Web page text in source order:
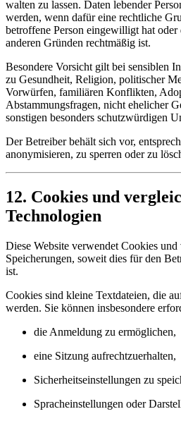
walten zu lassen. Daten lebender
werden, wenn dafür eine rechtliche
betroffene Person eingewilligt hat
anderen Gründen rechtmäßig ist.
Besondere Vorsicht gilt bei sensiblen
zu Gesundheit, Religion, politischer
Vorwürfen, familiären Konflikten,
Abstammungsfragen, nicht ehelicher
sonstigen besonders schutzwürdigen
Der Betreiber behält sich vor,
anonymisieren, zu sperren oder zu
12. Cookies und
Technologien
Diese Website verwendet Cookies
Speicherungen, soweit dies für den
ist.
Cookies sind kleine Textdateien, die
werden. Sie können insbesondere
die Anmeldung zu ermöglichen,
eine Sitzung aufrechtzuerhalten,
Sicherheitseinstellungen zu
Spracheinstellungen oder